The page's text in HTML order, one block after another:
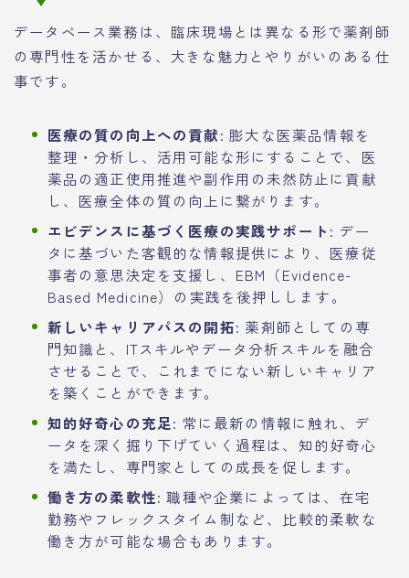
データベース業務は、臨床現場とは異なる形で薬剤師
の専門性を活かせる、大きな魅力とやりがいのある仕
事です。
医療の質の向上への貢献: 膨大な医薬品情報を
整理・分析し、活用可能な形にすることで、医
薬品の適正使用推進や副作用の未然防止に貢献
し、医療全体の質の向上に繋がります。
エビデンスに基づく医療の実践サポート : デー
タに基づいた客観的な情報提供により、医療従
事者の意思決定を支援し、EBM（Evidence-
Based Medicine）の実践を後押しします。
新しいキャリアパスの開拓: 薬剤師としての専
門知識と、ITスキルやデータ分析スキルを融合
させることで、これまでにない新しいキャリア
を築くことができます。
知的好奇心の充足: 常に最新の情報に触れ、デ
ータを深く掘り下げていく過程は、知的好奇心
を満たし、専門家としての成長を促します。
働き方の柔軟性: 職種や企業によっては、在宅
勤務やフレックスタイム制など、比較的柔軟な
働き方が可能な場合もあります。